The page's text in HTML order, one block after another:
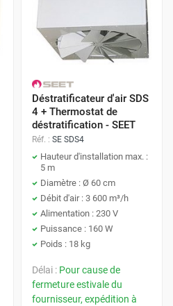
Déstratificateur d'air SDS
4 + Thermostat de
déstratification - SEET
Réf. : SE SDS4
Hauteur d'installation max. :
5 m
Diamètre : Ø 60 cm
Débit d'air : 3 600 m³/h
Alimentation : 230 V
Puissance : 160 W
Poids : 18 kg
Délai : Pour cause de
fermeture estivale du
fournisseur, expédition à